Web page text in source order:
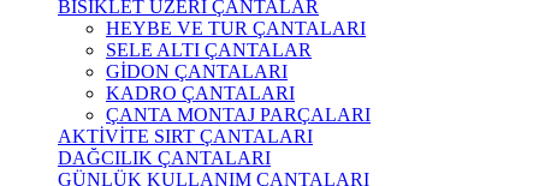
BİSİKLET ÜZERİ ÇANTALAR
HEYBE VE TUR ÇANTALARI
SELE ALTI ÇANTALAR
GİDON ÇANTALARI
KADRO ÇANTALARI
ÇANTA MONTAJ PARÇALARI
AKTİVİTE SIRT ÇANTALARI
DAĞCILIK ÇANTALARI
GÜNLÜK KULLANIM ÇANTALARI